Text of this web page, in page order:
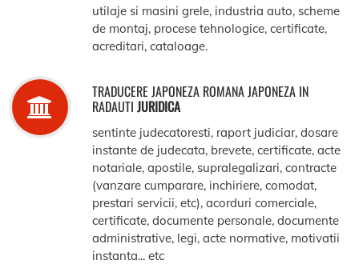
utilaje si masini grele, industria auto, scheme
de montaj, procese tehnologice, certificate,
acreditari, cataloage.
TRADUCERE JAPONEZA ROMANA JAPONEZA IN
RADAUTI JURIDICA
sentinte judecatoresti, raport judiciar, dosare
instante de judecata, brevete, certificate, acte
notariale, apostile, supralegalizari, contracte
(vanzare cumparare, inchiriere, comodat,
prestari servicii, etc), acorduri comerciale,
certificate, documente personale, documente
administrative, legi, acte normative, motivatii
instanta... etc